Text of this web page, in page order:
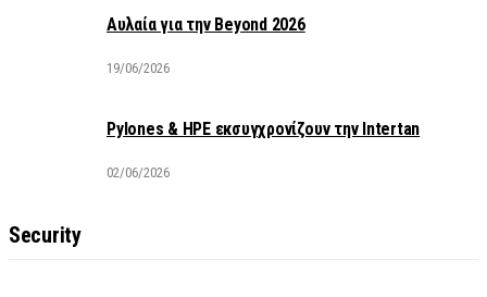
Αυλαία για την Beyond 2026
19/06/2026
Pylones & HPE εκσυγχρονίζουν την Intertan
02/06/2026
Security